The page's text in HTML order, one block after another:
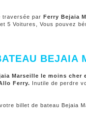
traversée par Ferry Bejaia
5 Voitures, Vous pouvez
BEJAIA
Marseille le moins cher
Ferry. Inutile de perdre
billet de bateau Bejaia